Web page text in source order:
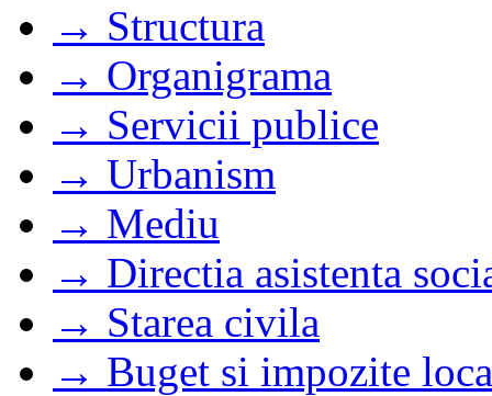
→ Structura
→ Organigrama
→ Servicii publice
→ Urbanism
→ Mediu
→ Directia asistenta
→ Starea civila
→ Buget si impozite